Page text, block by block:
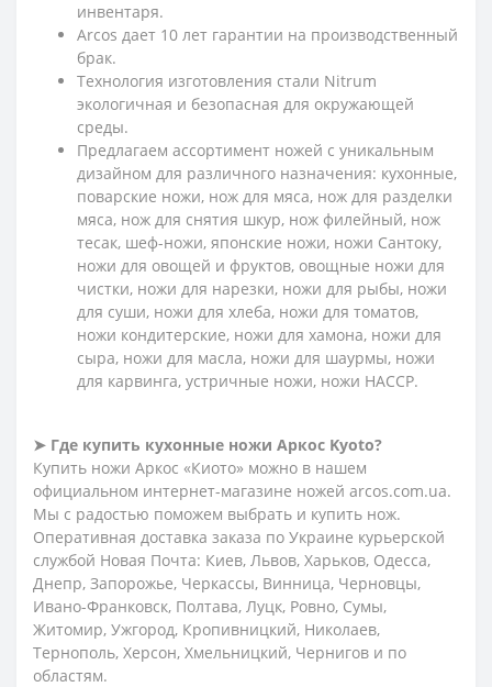
инвентаря.
Arcos дает 10 лет гарантии на производственный
брак.
Технология изготовления стали Nitrum
экологичная и безопасная для окружающей
среды.
Предлагаем ассортимент ножей с уникальным
дизайном для различного назначения: кухонные,
поварские ножи, нож для мяса, нож для разделки
мяса, нож для снятия шкур, нож филейный, нож
тесак, шеф-ножи, японские ножи, ножи Сантоку,
ножи для овощей и фруктов, овощные ножи для
чистки, ножи для нарезки, ножи для рыбы, ножи
для суши, ножи для хлеба, ножи для томатов,
ножи кондитерские, ножи для хамона, ножи для
сыра, ножи для масла, ножи для шаурмы, ножи
для карвинга, устричные ножи, ножи HACCP.
➤ Где купить кухонные ножи Аркос Kyoto?
Купить ножи Аркос «Киото» можно в нашем
официальном интернет-магазине ножей arcos.com.ua.
Мы с радостью поможем выбрать и купить нож.
Оперативная доставка заказа по Украине курьерской
службой Новая Почта: Киев, Львов, Харьков, Одесса,
Днепр, Запорожье, Черкассы, Винница, Черновцы,
Ивано-Франковск, Полтава, Луцк, Ровно, Сумы,
Житомир, Ужгород, Кропивницкий, Николаев,
Тернополь, Херсон, Хмельницкий, Чернигов и по
областям.